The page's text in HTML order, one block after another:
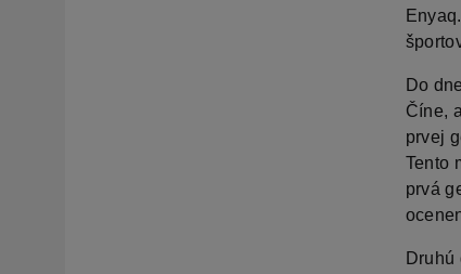
Do
Číne,
prvej
Tento
prvá